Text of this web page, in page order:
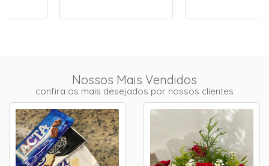
Nossos Mais Vendidos
confira os mais desejados por nossos clientes